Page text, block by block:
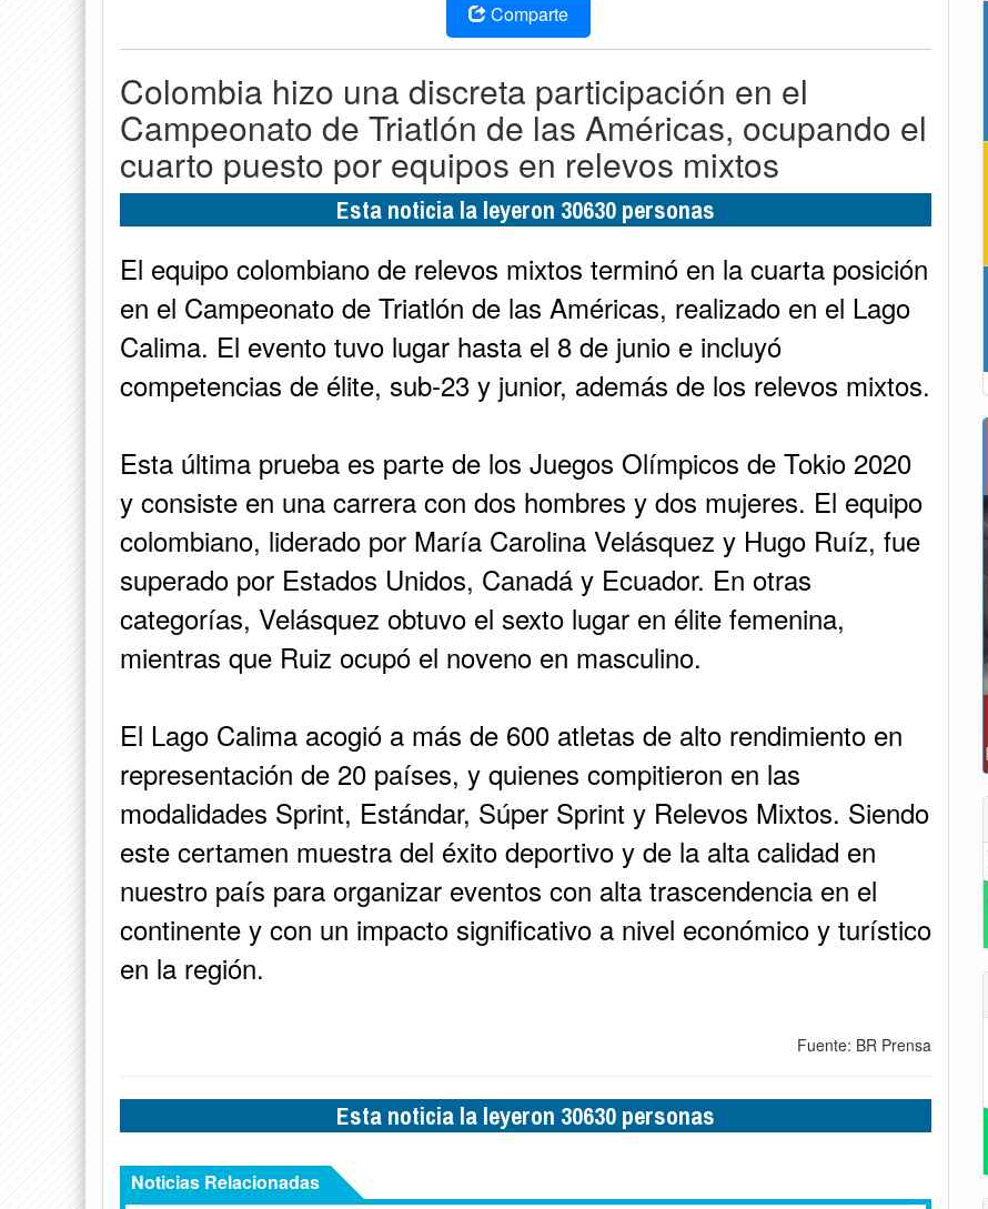
Comparte
Colombia hizo una discreta participación en el
Campeonato de Triatlón de las Américas, ocupando el
cuarto puesto por equipos en relevos mixtos
Esta noticia la leyeron 30630 personas
El equipo colombiano de relevos mixtos terminó en la cuarta posición
en el Campeonato de Triatlón de las Américas, realizado en el Lago
Calima. El evento tuvo lugar hasta el 8 de junio e incluyó
competencias de élite, sub-23 y junior, además de los relevos mixtos.
Esta última prueba es parte de los Juegos Olímpicos de Tokio 2020
y consiste en una carrera con dos hombres y dos mujeres. El equipo
colombiano, liderado por María Carolina Velásquez y Hugo Ruíz, fue
superado por Estados Unidos, Canadá y Ecuador. En otras
categorías, Velásquez obtuvo el sexto lugar en élite femenina,
mientras que Ruiz ocupó el noveno en masculino.
El Lago Calima acogió a más de 600 atletas de alto rendimiento en
representación de 20 países, y quienes compitieron en las
modalidades Sprint, Estándar, Súper Sprint y Relevos Mixtos. Siendo
este certamen muestra del éxito deportivo y de la alta calidad en
nuestro país para organizar eventos con alta trascendencia en el
continente y con un impacto significativo a nivel económico y turístico
en la región.
Fuente: BR Prensa
Esta noticia la leyeron 30630 personas
Noticias Relacionadas